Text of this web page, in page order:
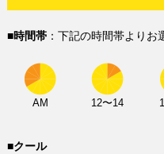
■時間帯：下記の時間帯よりお
AM 12〜14
■クール